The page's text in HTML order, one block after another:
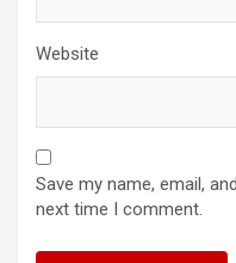
Website
Save my name, email,
next time I comment.